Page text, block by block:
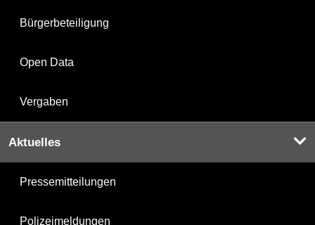
Bürgerbeteiligung
Open Data
Vergaben
Aktuelles
Pressemitteilungen
Polizeimeldungen